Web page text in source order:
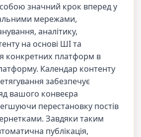
значний крок вперед у
мережами,
аналітику,
на основі ШІ та
конкретних платформ в
Календар контенту
забезпечує
вашого конвеєра
перестановку постів
Завдяки таким
публікація,